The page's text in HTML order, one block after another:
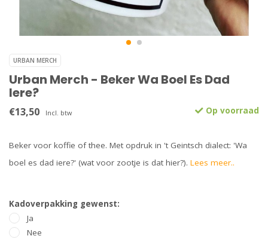
URBAN MERCH
Urban Merch - Beker Wa Boel Es Dad
Iere?
€13,50 Incl. btw Op voorraad
Beker voor koffie of thee. Met opdruk in 't Geintsch dialect: 'Wa
boel es dad iere?' (wat voor zootje is dat hier?). Lees meer..
Kadoverpakking gewenst:
Ja
Nee